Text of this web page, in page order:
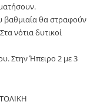
βαθμιαία θα στραφούν
νότια δυτικοί
Στην Ήπειρο 2 με 3